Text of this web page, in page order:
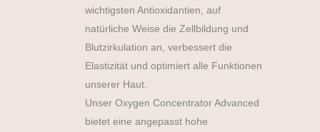
wichtigsten Antioxidantien, auf
natürliche Weise die Zellbildung und
Blutzirkulation an, verbessert die
Elastizität und optimiert alle Funktionen
unserer Haut.
Unser Oxygen Concentrator Advanced
bietet eine angepasst hohe